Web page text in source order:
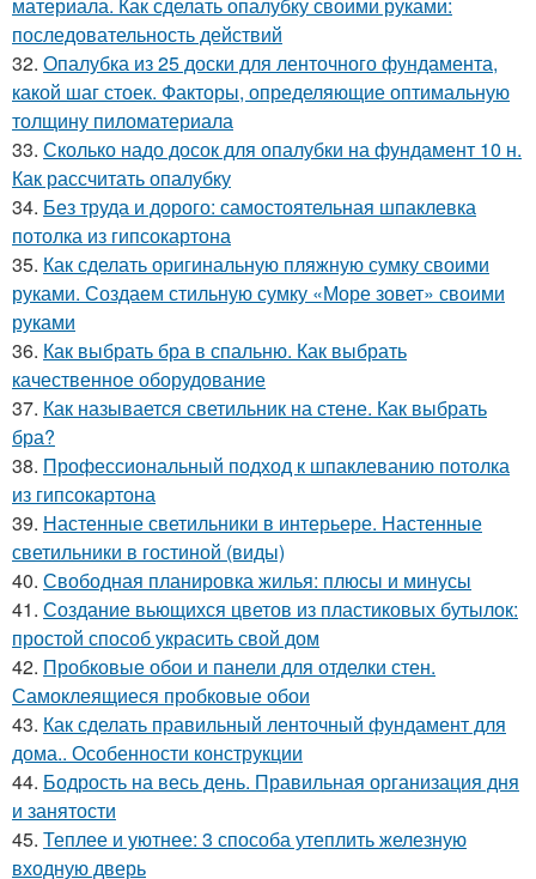
последовательность действий
32. Опалубка из 25 доски для ленточного фундамента,
какой шаг стоек. Факторы, определяющие оптимальную
толщину пиломатериала
33. Сколько надо досок для опалубки на фундамент 10 н.
Как рассчитать опалубку
34. Без труда и дорого: самостоятельная шпаклевка
потолка из гипсокартона
35. Как сделать оригинальную пляжную сумку своими
руками. Создаем стильную сумку «Море зовет» своими
руками
36. Как выбрать бра в спальню. Как выбрать
качественное оборудование
37. Как называется светильник на стене. Как выбрать
бра?
38. Профессиональный подход к шпаклеванию потолка
из гипсокартона
39. Настенные светильники в интерьере. Настенные
светильники в гостиной (виды)
40. Свободная планировка жилья: плюсы и минусы
41. Создание вьющихся цветов из пластиковых бутылок:
простой способ украсить свой дом
42. Пробковые обои и панели для отделки стен.
Самоклеящиеся пробковые обои
43. Как сделать правильный ленточный фундамент для
дома.. Особенности конструкции
44. Бодрость на весь день. Правильная организация дня
и занятости
45. Теплее и уютнее: 3 способа утеплить железную
входную дверь